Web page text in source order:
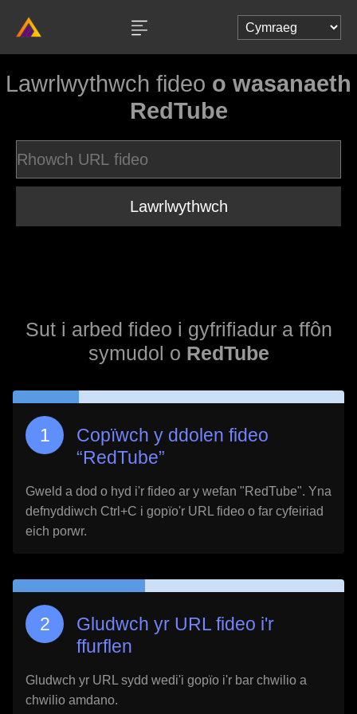
Lawrlwythwch fideo o wasanaeth
RedTube
Lawrlwythwch
Sut i arbed fideo i gyfrifiadur a ffôn
symudol o RedTube
Copïwch y ddolen fideo
“RedTube”
Gweld a dod o hyd i'r fideo ar y wefan "RedTube". Yna
defnyddiwch Ctrl+C i gopïo'r URL fideo o far cyfeiriad
eich porwr.
Gludwch yr URL fideo i'r
ffurflen
Gludwch yr URL sydd wedi'i gopïo i'r bar chwilio a
chwilio amdano.